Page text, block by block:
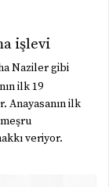
işlevi
Naziler gibi
ilk 19
Anayasanın ilk
veriyor.